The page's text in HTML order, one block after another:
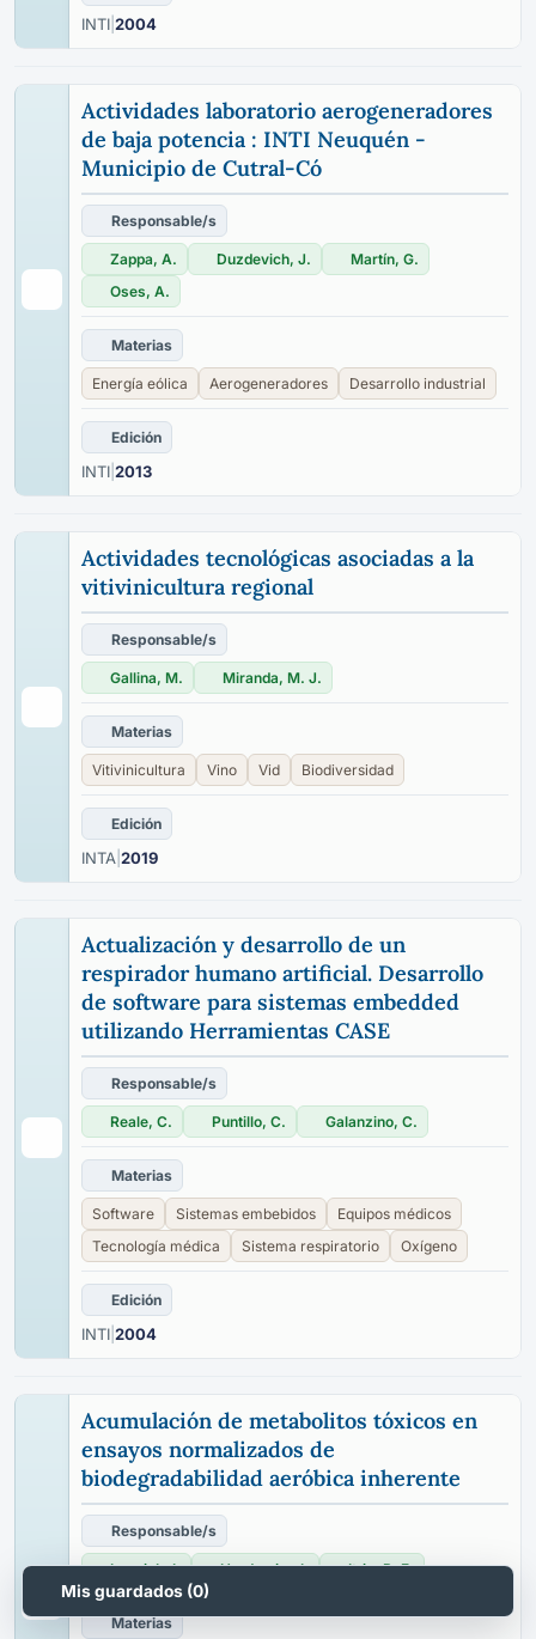
INTI 2004
Actividades laboratorio aerogeneradores
de baja potencia : INTI Neuquén -
Municipio de Cutral-Có
Responsable/s
Zappa, A. Duzdevich, J.
Martín, G.
Oses, A.
Materias
Energía eólica Aerogeneradores Desarrollo industrial
Edición
INTI 2013
Actividades tecnológicas asociadas a la
vitivinicultura regional
Responsable/s
Gallina, M. Miranda, M. J.
Materias
Vitivinicultura Vino Vid Biodiversidad
Edición
INTA 2019
Actualización y desarrollo de un
respirador humano artificial. Desarrollo
de software para sistemas embedded
utilizando Herramientas CASE
Responsable/s
Reale, C. Puntillo, C. Galanzino, C.
Materias
Software Sistemas embebidos
Equipos médicos
Tecnología médica
Sistema respiratorio Oxígeno
Edición
INTI 2004
Acumulación de metabolitos tóxicos en
ensayos normalizados de
biodegradabilidad aeróbica inherente
Responsable/s
Luppi, L. I. Hardmeier, I. Itria, R. F.
Materias
Mis guardados (0)